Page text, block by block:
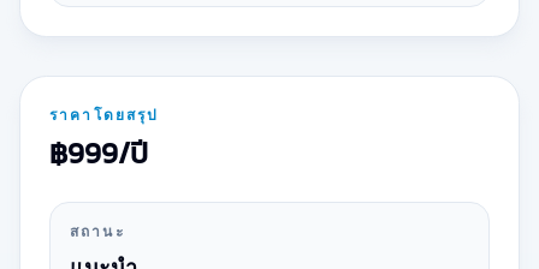
ราคาโดยสรุป
฿999/ปี
สถานะ